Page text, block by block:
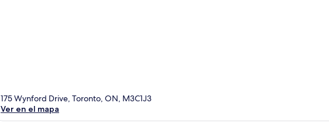
175 Wynford Drive, Toronto, ON, M3C1J3
Ver en el mapa